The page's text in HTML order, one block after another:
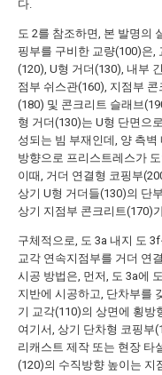
다.
도 2를 참조하면, 본 발명의
핑부를 구비한 교량(100)은,
(120), U형 거더(130), 내부
점부 쉬스관(160), 지점부
(180) 및 콘크리트 슬래브
형 거더(130)는 U형 단면으
성되는 빔 부재인데, 양 측벽
방향으로 프리스트레스가
이때, 거더 연결형 코핑부
상기 U형 거더들(130)의 단
상기 지점부 콘크리트(170)
구체적으로, 도 3a 내지 도
교각 연속지점부를 거더 연
시공 방법은, 먼저, 도 3a에
지반에 시공하고, 단차부를
기 교각(110)의 상면에 횡방
여기서, 상기 단차형 코핑부
리캐스트 제작 또는 현장 타
(120)의 수직방향 높이는 지